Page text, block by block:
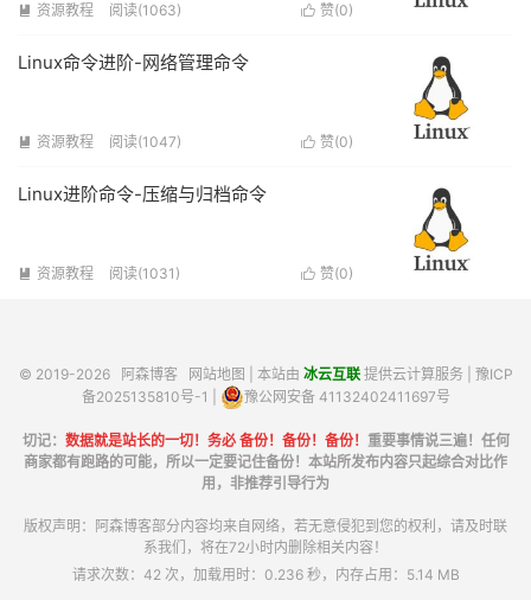
 赞(0)
 资源教程 阅读(1063)
Linux命令进阶-网络管理命令
 赞(0)
 资源教程 阅读(1047)
Linux进阶命令-压缩与归档命令
 赞(0)
 资源教程 阅读(1031)
© 2019-2026 阿森博客 网站地图 | 本站由 冰云互联提供云计算服务 | 豫ICP
备2025135810号-1
豫公网安备 41132402411697号
切记： 数据就是站长的一切！务必 备份！备份！备份！ 重要事情说三遍！任何
商家都有跑路的可能，所以一定要记住备份！本站所发布内容只起综合对比作
用，非推荐引导行为
版权声明：阿森博客部分内容均来自网络，若无意侵犯到您的权利，请及时联
系我们，将在72小时内删除相关内容！
请求次数：42 次，加载用时：0.236 秒，内存占用：5.14 MB